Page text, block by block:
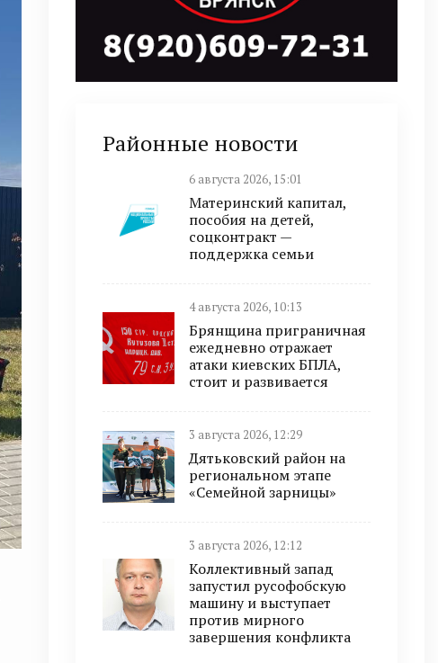
Районные новости
6 августа 2026, 15:01
Материнский капитал,
пособия на детей,
соцконтракт —
поддержка семьи
4 августа 2026, 10:13
Брянщина приграничная
ежедневно отражает
атаки киевских БПЛА,
стоит и развивается
3 августа 2026, 12:29
Дятьковский район на
региональном этапе
«Семейной зарницы»
3 августа 2026, 12:12
Коллективный запад
запустил русофобскую
машину и выступает
против мирного
завершения конфликта